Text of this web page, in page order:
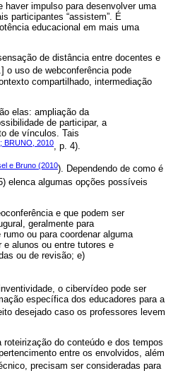
impulso para desenvolver uma
participantes “assistem”. É
educacional em mais uma
de distância entre docentes e
o uso de webconferência pode
compartilhado, intermediação
elas: ampliação da
de participar, a
de vínculos. Tais
BRUNO, 2010, p. 4).
e Bruno (2010). Dependendo de como é
elenca algumas opções possíveis
e que podem ser
geralmente para
ou para coordenar alguma
e alunos ou entre tutores e
ou de revisão; e)
o cibervídeo pode ser
específica dos educadores para a
desejado caso os professores levem
do conteúdo e dos tempos
entre os envolvidos, além
precisam ser consideradas para